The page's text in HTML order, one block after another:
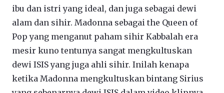
ibu dan istri yang ideal, dan juga sebagai dewi
alam dan sihir. Madonna sebagai the Queen of
Pop yang menganut paham sihir Kabbalah era
mesir kuno tentunya sangat mengkultuskan
dewi ISIS yang juga ahli sihir. Inilah kenapa
ketika Madonna mengkultuskan bintang Sirius